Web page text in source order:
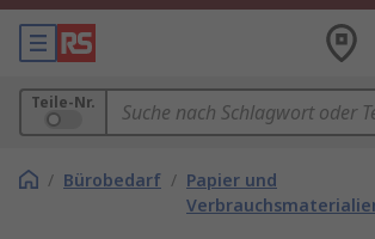
Teile-Nr.
/ Bürobedarf / Papier und